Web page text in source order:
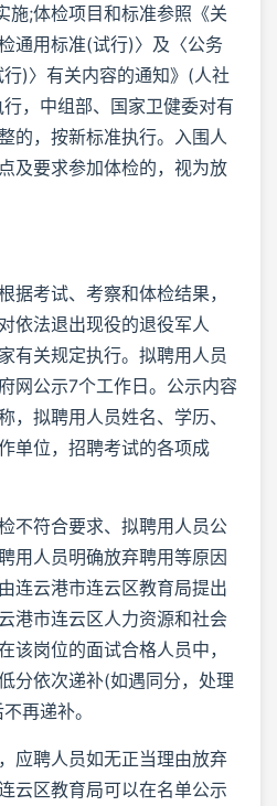
施;体检项目和标准参照《关
通用标准(试行)〉及〈公务
)〉有关内容的通知》(人社
，中组部、国家卫健委对有
的，按新标准执行。入围人
及要求参加体检的，视为放
据考试、考察和体检结果，
依法退出现役的退役军人
有关规定执行。拟聘用人员
网公示7个工作日。公示内容
，拟聘用人员姓名、学历、
单位，招聘考试的各项成
不符合要求、拟聘用人员公
用人员明确放弃聘用等原因
连云港市连云区教育局提出
港市连云区人力资源和社会
该岗位的面试合格人员中，
分依次递补(如遇同分，处理
再递补。
应聘人员如无正当理由放弃
云区教育局可以在名单公示